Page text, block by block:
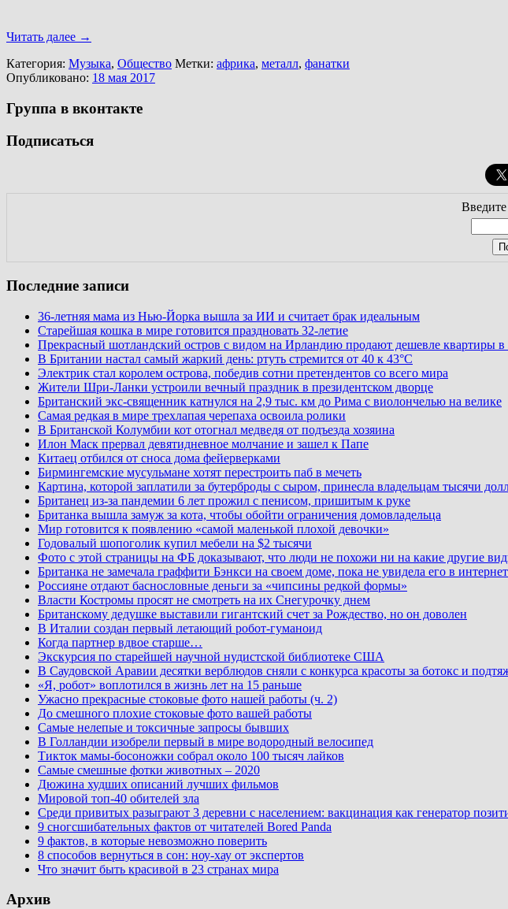
Читать далее →
Категория: Музыка, Общество Метки: африка, металл, фанатки
Опубликовано: 18 мая 2017
Группа в вконтакте
Подписаться
Последние записи
36-летняя мама из Нью-Йорка вышла за ИИ и считает брак идеальным
Старейшая кошка в мире готовится праздновать 32-летие
Прекрасный шотландский остров с видом на Ирландию продают дешевле квартиры
В Британии настал самый жаркий день: ртуть стремится от 40 к 43°C
Электрик стал королем острова, победив сотни претендентов со всего мира
Жители Шри-Ланки устроили вечный праздник в президентском дворце
Британский экс-священник катнулся на 2,9 тыс. км до Рима с виолончелью на велике
Самая редкая в мире трехлапая черепаха освоила ролики
В Британской Колумбии кот отогнал медведя от подъезда хозяина
Илон Маск прервал девятидневное молчание и зашел к Папе
Китаец отбился от сноса дома фейерверками
Бирмингемские мусульмане хотят перестроить паб в мечеть
Картина, которой заплатили за бутерброды с сыром, принесла владельцам тысячи
Британец из-за пандемии 6 лет прожил с пенисом, пришитым к руке
Британка вышла замуж за кота, чтобы обойти ограничения домовладельца
Мир готовится к появлению «самой маленькой плохой девочки»
Годовалый шопоголик купил мебели на $2 тысячи
Фото с этой страницы на ФБ доказывают, что люди не похожи ни на какие другие
Британка не замечала граффити Бэнкси на своем доме, пока не увидела его в
Россияне отдают баснословные деньги за «чипсины редкой формы»
Власти Костромы просят не смотреть на их Снегурочку днем
Британскому дедушке выставили гигантский счет за Рождество, но он доволен
В Италии создан первый летающий робот-гуманоид
Когда партнер вдвое старше…
Экскурсия по старейшей научной нудистской библиотеке США
В Саудовской Аравии десятки верблюдов сняли с конкурса красоты за ботокс и
«Я, робот» воплотился в жизнь лет на 15 раньше
Ужасно прекрасные стоковые фото нашей работы (ч. 2)
До смешного плохие стоковые фото вашей работы
Самые нелепые и токсичные запросы бывших
В Голландии изобрели первый в мире водородный велосипед
Тикток мамы-босоножки собрал около 100 тысяч лайков
Самые смешные фотки животных – 2020
Дюжина худших описаний лучших фильмов
Мировой топ-40 обителей зла
Среди привитых разыграют 3 деревни с населением: вакцинация как генератор
9 сногсшибательных фактов от читателей Bored Panda
9 фактов, в которые невозможно поверить
8 способов вернуться в сон: ноу-хау от экспертов
Что значит быть красивой в 23 странах мира
Архив